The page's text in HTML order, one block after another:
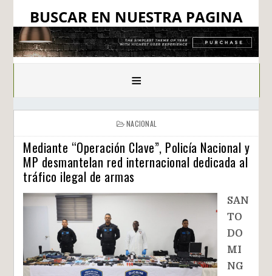
BUSCAR EN NUESTRA PAGINA
≡
NACIONAL
Mediante “Operación Clave”, Policía Nacional y
MP desmantelan red internacional dedicada al
tráfico ilegal de armas
SAN
TO
DO
MI
NG